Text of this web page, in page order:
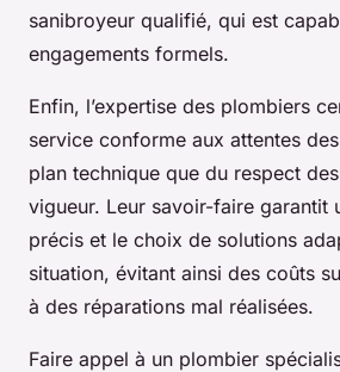
sanibroyeur qualifié, qui est
engagements formels.
Enfin, l’expertise des plombiers
service conforme aux attentes
plan technique que du respect
vigueur. Leur savoir-faire garantit
précis et le choix de solutions
situation, évitant ainsi des coûts
à des réparations mal réalisées.
Faire appel à un plombier